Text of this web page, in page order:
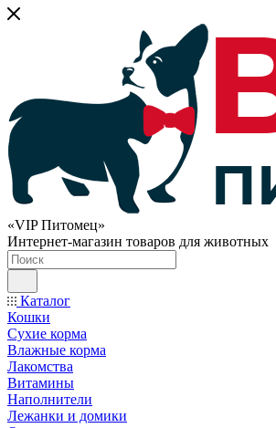
«VIP Питомец»
Интернет-магазин товаров для животных
Каталог
Кошки
Сухие корма
Влажные корма
Лакомства
Витамины
Наполнители
Лежанки и домики